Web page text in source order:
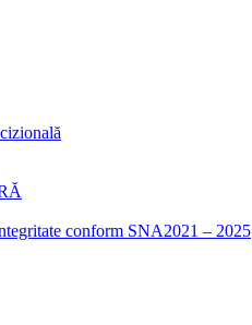
conform SNA2021 – 2025